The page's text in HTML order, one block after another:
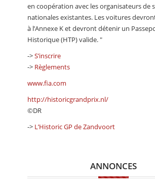
en coopération avec les organisateurs de
nationales existantes. Les voitures
à l’Annexe K et devront détenir un
Historique (HTP) valide. "
->S’inscrire
-> Règlements
www.fia.com
http://historicgrandprix.nl/
©DR
-> L’Historic GP de Zandvoort
ANNONCES